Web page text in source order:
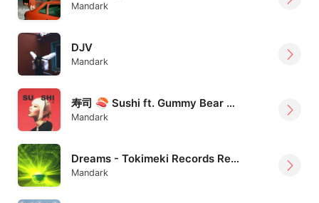
Mandark
DJV
Mandark
寿司 🍣 Sushi ft. Gummy Bear Man
Mandark
Dreams - Tokimeki Records Remix feat. Mandark
Mandark